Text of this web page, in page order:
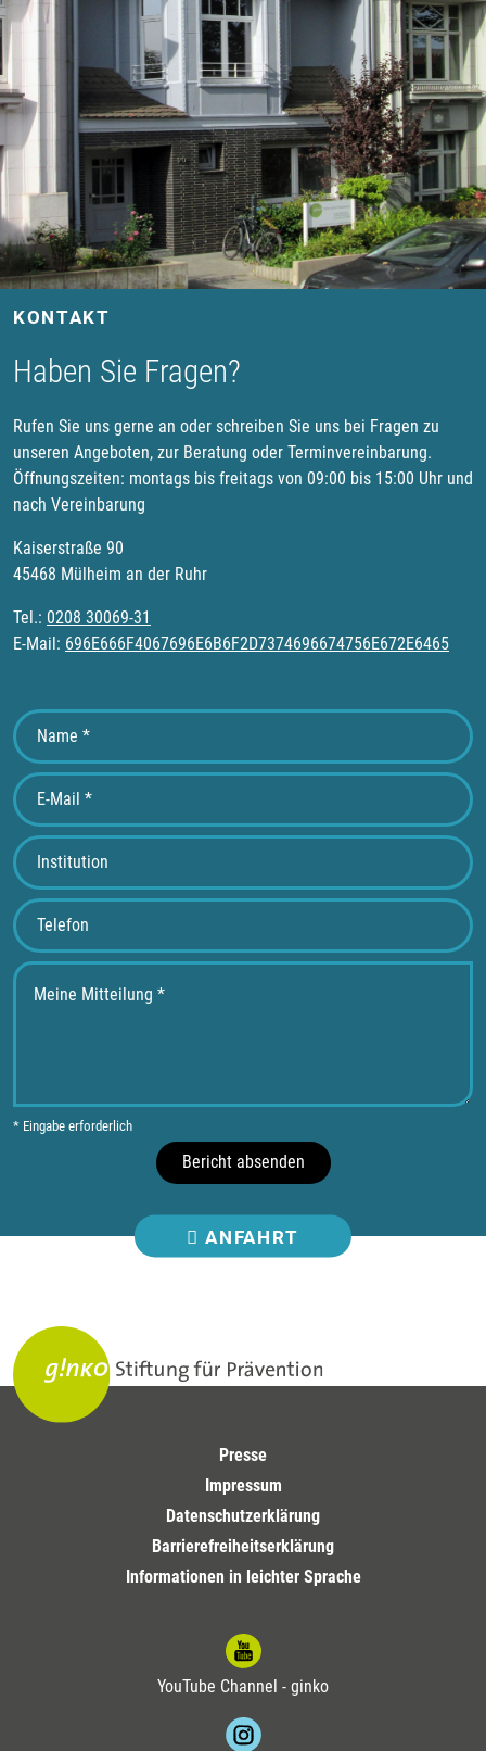
KONTAKT
Haben Sie Fragen?
Rufen Sie uns gerne an oder schreiben Sie uns bei Fragen zu
unseren Angeboten, zur Beratung oder Terminvereinbarung.
Öffnungszeiten: montags bis freitags von 09:00 bis 15:00 Uhr und
nach Vereinbarung
Kaiserstraße 90
45468 Mülheim an der Ruhr
Tel.: 0208 30069-31
E-Mail: 696E666F4067696E6B6F2D7374696674756E672E6465
* Eingabe erforderlich
Bericht absenden
ANFAHRT
Presse
Impressum
Datenschutzerklärung
Barrierefreiheitserklärung
Informationen in leichter Sprache
YouTube Channel - ginko